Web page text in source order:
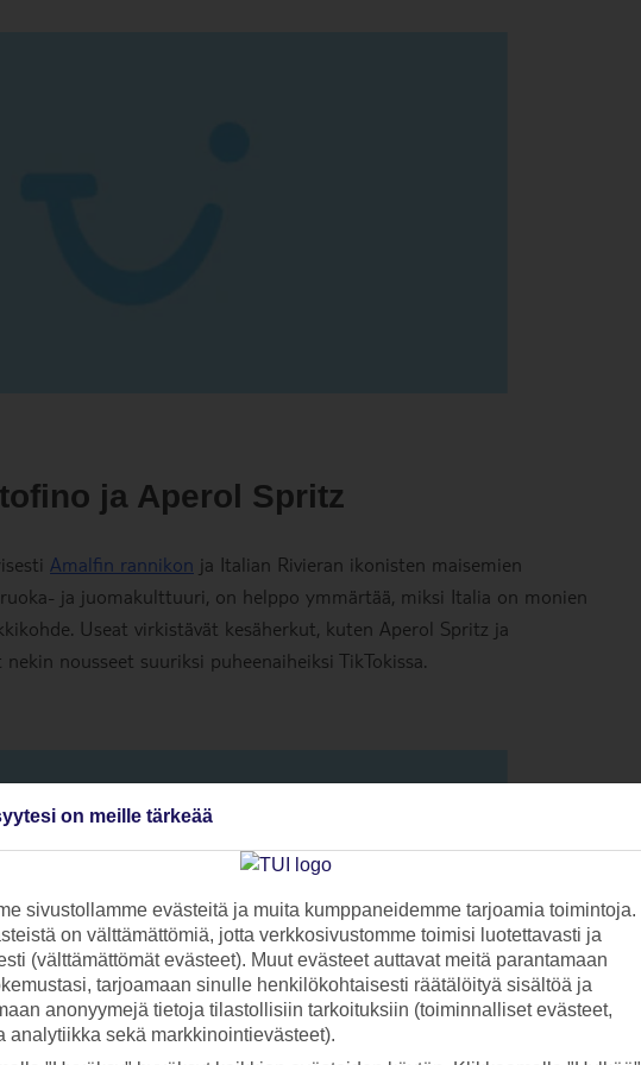
ja Aperol Spritz
Amalfin rannikon ja Italian Rivieran ikonisten maisemien
ja juomakulttuuri, on helppo ymmärtää, miksi Italia on monien
Useat virkistävät kesäherkut, kuten Aperol Spritz ja
nousseet suuriksi puheenaiheiksi TikTokissa.
on meille tärkeää
sivustollamme evästeitä ja muita kumppaneidemme tarjoamia toimintoja.
on välttämättömiä, jotta verkkosivustomme toimisi luotettavasti ja
(välttämättömät evästeet). Muut evästeet auttavat meitä parantamaan
tarjoamaan sinulle henkilökohtaisesti räätälöityä sisältöä ja
anonyymejä tietoja tilastollisiin tarkoituksiin (toiminnalliset evästeet,
analytiikka sekä markkinointievästeet).